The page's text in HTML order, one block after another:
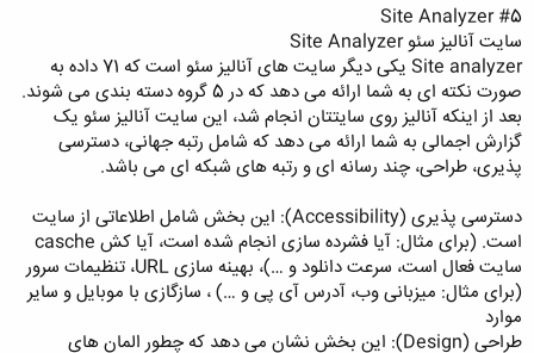
#5 Site Analyzer
سایت آنالیز سئو Site Analyzer
Site analyzer یکی دیگر سایت های آنالیز سئو است که 71 داده به
صورت نکته ای به شما ارائه می دهد که در 5 گروه دسته بندی می شوند.
بعد از اینکه آنالیز روی سایتتان انجام شد، این سایت آنالیز سئو یک
گزارش اجمالی به شما ارائه می دهد که شامل رتبه جهانی، دسترسی
پذیری، طراحی، چند رسانه ای و رتبه های شبکه ای می باشد.
دسترسی پذیری (Accessibility): این بخش شامل اطلاعاتی از سایت
است. (برای مثال: آیا فشرده سازی انجام شده است، آیا کش casche
سایت فعال است، سرعت دانلود و …)، بهینه سازی URL، تنظیمات سرور
(برای مثال: میزبانی وب، آدرس آی پی و …) ، سازگازی با موبایل و سایر
موارد
طراحی (Design): این بخش نشان می دهد که چطور المان های